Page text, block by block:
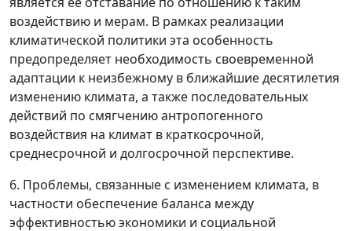
воздействию и мерам. В рамках реализации
климатической политики эта особенность
предопределяет необходимость своевременной
адаптации к неизбежному в ближайшие десятилетия
изменению климата, а также последовательных
действий по смягчению антропогенного
воздействия на климат в краткосрочной,
среднесрочной и долгосрочной перспективе.
6. Проблемы, связанные с изменением климата, в
частности обеспечение баланса между
эффективностью экономики и социальной